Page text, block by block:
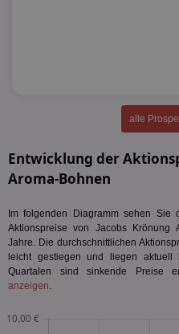
alle
Entwicklung der
Aroma-Bohnen
Im folgenden Diagramm sehen Sie
Aktionspreise von Jacobs Krönung
Jahre. Die durchschnittlichen
leicht gestiegen und liegen
Quartalen sind sinkende Preise
anzeigen.